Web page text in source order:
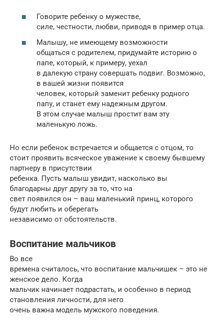
Говорите ребенку о мужестве,
силе, честности, любви, приводя в пример отца.
Малышу, не имеющему возможности
общаться с родителем, придумайте историю о
папе, который, к примеру, уехал
в далекую страну совершать подвиг. Возможно,
в вашей жизни появится
человек, который заменит ребенку родного
папу, и станет ему надежным другом.
В этом случае малыш простит вам эту
маленькую ложь.
Но если ребенок встречается и общается с отцом, то
стоит проявить всяческое уважение к своему бывшему
партнеру в присутствии
ребенка. Пусть малыш увидит, насколько вы
благодарны друг другу за то, что на
свет появился он – ваш маленький принц, которого
будут любить и оберегать
независимо от обстоятельств.
Воспитание мальчиков
Во все
времена считалось, что воспитание мальчишек – это не
женское дело. Когда
мальчик начинает подрастать, и особенно в период
становления личности, для него
очень важна модель мужского поведения.